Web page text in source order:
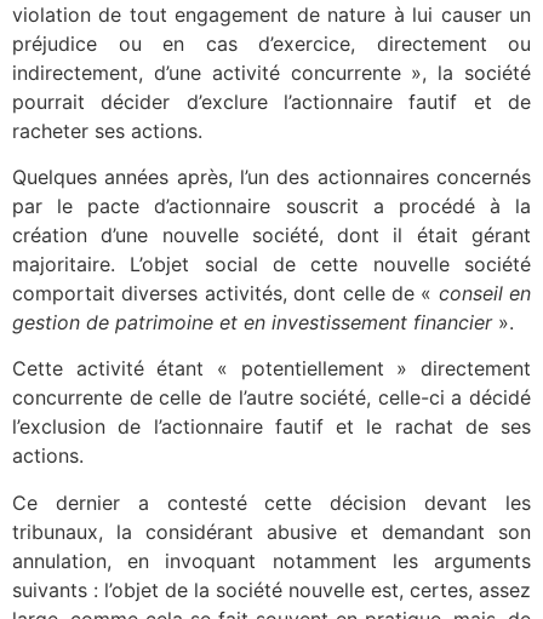
violation de tout engagement de nature à lui causer un
préjudice ou en cas d’exercice, directement ou
indirectement, d’une activité concurrente », la société
pourrait décider d’exclure l’actionnaire fautif et de
racheter ses actions.
Quelques années après, l’un des actionnaires concernés
par le pacte d’actionnaire souscrit a procédé à la
création d’une nouvelle société, dont il était gérant
majoritaire. L’objet social de cette nouvelle société
comportait diverses activités, dont celle de « conseil en
gestion de patrimoine et en investissement financier».
Cette activité étant « potentiellement » directement
concurrente de celle de l’autre société, celle-ci a décidé
l’exclusion de l’actionnaire fautif et le rachat de ses
actions.
Ce dernier a contesté cette décision devant les
tribunaux, la considérant abusive et demandant son
annulation, en invoquant notamment les arguments
suivants : l’objet de la société nouvelle est, certes, assez